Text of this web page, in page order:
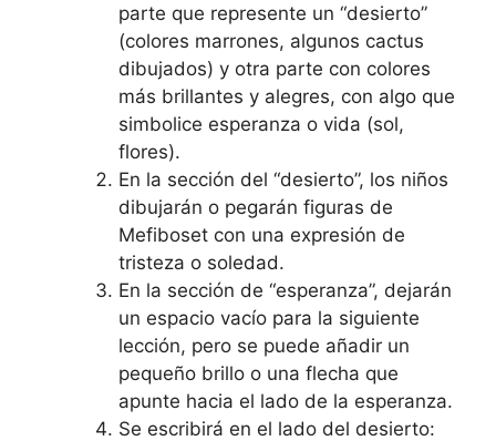
parte que represente un “desierto”
(colores marrones, algunos cactus
dibujados) y otra parte con colores
más brillantes y alegres, con algo que
simbolice esperanza o vida (sol,
flores).
En la sección del “desierto”, los niños
dibujarán o pegarán figuras de
Mefiboset con una expresión de
tristeza o soledad.
En la sección de “esperanza”, dejarán
un espacio vacío para la siguiente
lección, pero se puede añadir un
pequeño brillo o una flecha que
apunte hacia el lado de la esperanza.
Se escribirá en el lado del desierto: